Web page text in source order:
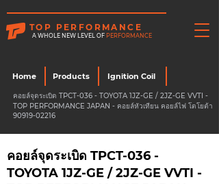
TOP PERFORMANCE
A WHOLE NEW LEVEL OF PERFORMANCE
Home Products
คอยล์จุดระเบิด TPCT-036 - TOYOTA 1JZ-GE / 2JZ-GE VVTI -
TOP PERFORMANCE JAPAN - คอยล์หัวเทียน คอยล์ไฟ โตโยต้า
90919-02216
Ignition Coil
คอยล์จุดระเบิด TPCT-036 -
TOYOTA 1JZ-GE / 2JZ-GE VVTI -